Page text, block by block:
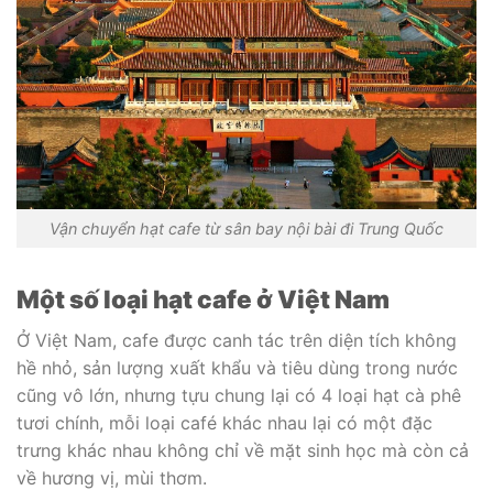
Vận chuyển hạt cafe từ sân bay nội bài đi Trung Quốc
Một số loại hạt cafe ở Việt Nam
Ở Việt Nam, cafe được canh tác trên diện tích không
hề nhỏ, sản lượng xuất khẩu và tiêu dùng trong nước
cũng vô lớn, nhưng tựu chung lại có 4 loại hạt cà phê
tươi chính, mỗi loại café khác nhau lại có một đặc
trưng khác nhau không chỉ về mặt sinh học mà còn cả
về hương vị, mùi thơm.